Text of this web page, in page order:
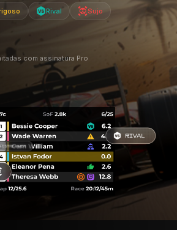
Rival Sujo
com assinatura Pro